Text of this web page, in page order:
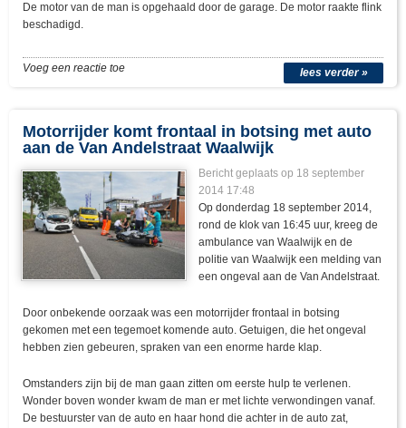
De motor van de man is opgehaald door de garage. De motor raakte flink
beschadigd.
lees verder »
Voeg een reactie toe
Motorrijder komt frontaal in botsing met auto
aan de Van Andelstraat Waalwijk
Bericht geplaats op 18 september
2014 17:48
Op donderdag 18 september 2014,
rond de klok van 16:45 uur, kreeg de
ambulance van Waalwijk en de
politie van Waalwijk een melding van
een ongeval aan de Van Andelstraat.
Door onbekende oorzaak was een motorrijder frontaal in botsing
gekomen met een tegemoet komende auto. Getuigen, die het ongeval
hebben zien gebeuren, spraken van een enorme harde klap.
Omstanders zijn bij de man gaan zitten om eerste hulp te verlenen.
Wonder boven wonder kwam de man er met lichte verwondingen vanaf.
De bestuurster van de auto en haar hond die achter in de auto zat,